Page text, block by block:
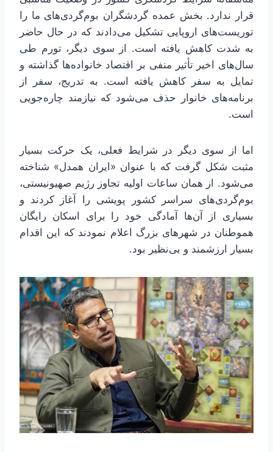
قرار ندارد. بخش عمده گردشگران بوم‌گردی‌های ما را
توریست‌های اروپایی تشکیل می‌دادند که در حال حاضر
به شدت کاهش یافته است. از سوی دیگر، تورم طی
سال‌های اخیر تأثیر منفی بر اقتصاد خانواده‌ها گذاشته و
تمایل به سفر کاهش یافته است. به تدریج، سفر از
برنامه‌های خانوار حذف می‌شود که نیازمند چاره‌جویی
است.
اما از سوی دیگر در شرایط فعلی، یک حرکت بسیار
مثبت شکل گرفت که با عنوان «ایران همدل» شناخته
می‌شود. از همان ساعات اولیه تجاوز رژیم صهیونیستی،
بوم‌گردی‌های سراسر کشور پویشی را آغاز کردند و
بسیاری از آن‌ها آمادگی خود را برای اسکان رایگان
هموطنان در شهرهای بزرگ اعلام نمودند که این اقدام
بسیار ارزشمند و بی‌نظیر بود.